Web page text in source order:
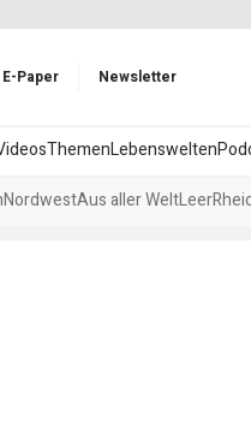
E-Paper Newsletter
ThemenLebenswelten
NordwestAus aller WeltLeer